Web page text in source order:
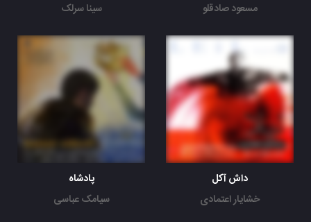
مسعود صادقلو
سینا سرلک
داش آکل
خشایار اعتمادی
پادشاه
سیامک عباسی